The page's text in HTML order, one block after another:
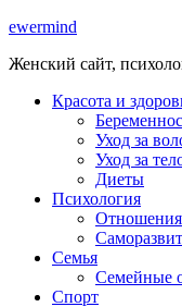
ewermind
Женский сайт,
Красота и
Уход за
Уход за
Диеты
Психология
Отношения
Семья
Семейные
Спорт